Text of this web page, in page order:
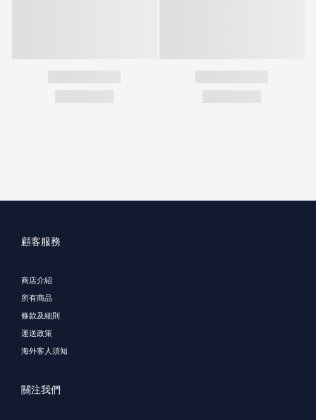
顧客服務
商店介紹
所有商品
條款及細則
運送政策
海外客人須知
關注我們